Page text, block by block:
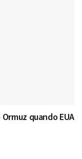
quando EUA